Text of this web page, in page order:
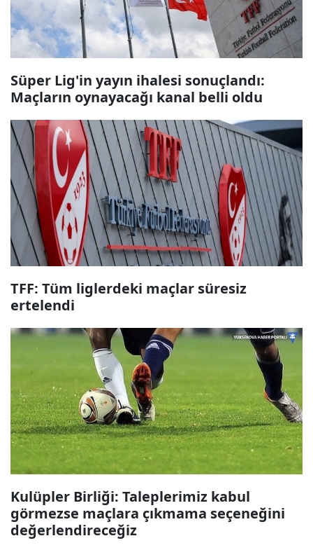
Süper Lig'in yayın ihalesi sonuçlandı:
Maçların oynayacağı kanal belli oldu
TFF: Tüm liglerdeki maçlar süresiz
ertelendi
Kulüpler Birliği: Taleplerimiz kabul
görmezse maçlara çıkmama seçeneğini
değerlendireceğiz